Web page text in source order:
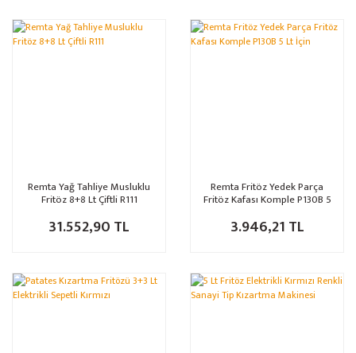
Remta Yağ Tahliye Musluklu
Fritöz 8+8 Lt Çiftli R111
31.552,90 TL
Remta Fritöz Yedek Parça
Fritöz Kafası Komple P130B 5
3.946,21 TL